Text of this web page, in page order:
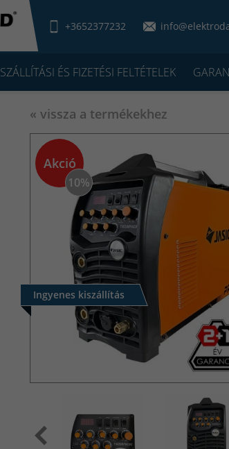
+3652377232
SZÁLLÍTÁSI ÉS FIZETÉSI FELTÉTELEK
« vissza a termékekhez
Akció
10%
Ingyenes kiszállítás